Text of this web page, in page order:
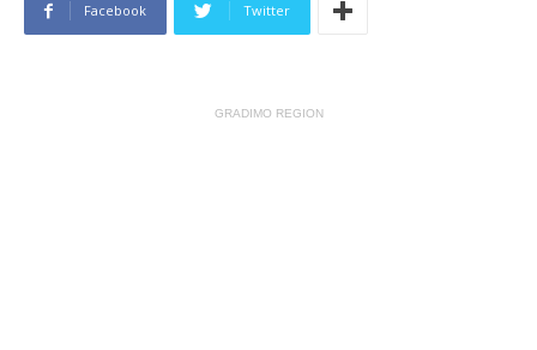
Facebook Twitter
GRADIMO REGION